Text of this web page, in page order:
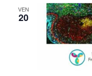
VEN
20